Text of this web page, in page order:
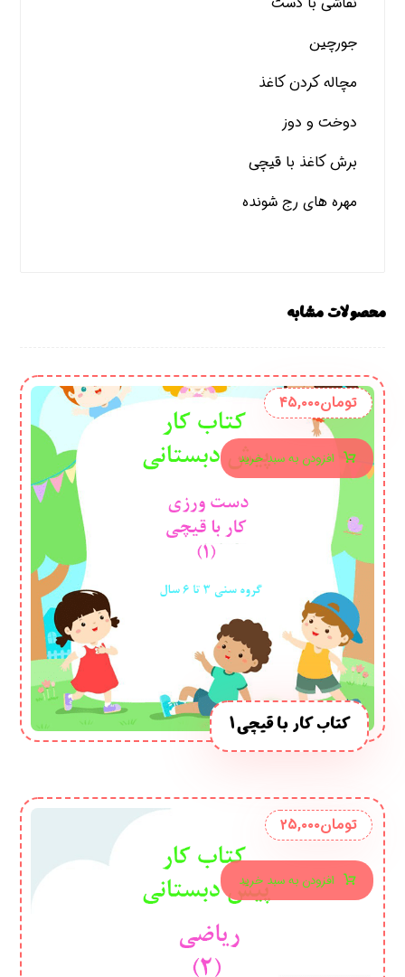
جورچین
مچاله کردن کاغذ
دوخت و دوز
برش کاغذ با قیچی
مهره های رج شونده
محصولات مشابه
کتاب کار با قیچی 1
تومان۴۵,۰۰۰
افزودن به سبد خرید
تومان۲۵,۰۰۰
افزودن به سبد خرید